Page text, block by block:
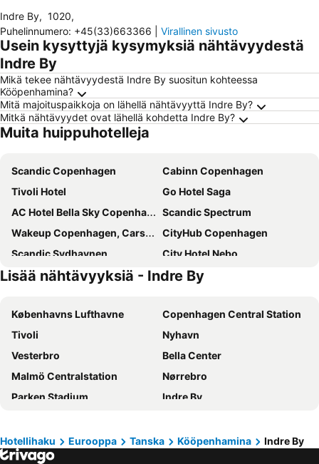
Indre By, 1020,
Puhelinnumero: +45(33)663366 Virallinen sivusto
Usein kysyttyjä kysymyksiä nähtävyydestä
Indre By
Mikä tekee nähtävyydestä Indre By suositun kohteessa
Kööpenhamina?
Mitä majoituspaikkoja on lähellä nähtävyyttä Indre By?
Mitkä nähtävyydet ovat lähellä kohdetta Indre By?
Muita huippuhotelleja
Scandic Copenhagen
Cabinn Copenhagen
Tivoli Hotel
Go Hotel Saga
AC Hotel Bella Sky Copenhagen
Scandic Spectrum
Wakeup Copenhagen, Carsten Niebuhrs Gade
CityHub Copenhagen
Scandic Sydhavnen
City Hotel Nebo
Copenhagen Island
Scandic Webers
Hotel Alexandra
Cabinn City
Scandic Palace Hotel
Scandic Falkoner
Scandic Sluseholmen
Cabinn Metro
The Square
Absalon Hotel
Wakeup Copenhagen Borgergade
Hotel Mayfair
Savoy Hotel
Ascot Hotel
Scandic Kødbyen
Lisää nähtävyyksiä - Indre By
Københavns Lufthavne
Copenhagen Central Station
Tivoli
Nyhavn
Vesterbro
Bella Center
Malmö Centralstation
Nørrebro
Parken Stadium
Indre By
Kongens Nytorv
Østerbro
Amager Centret
Hotellihaku Eurooppa Tanska Kööpenhamina Indre By